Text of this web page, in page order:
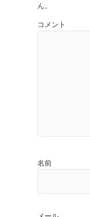
ん。
コメント
名前